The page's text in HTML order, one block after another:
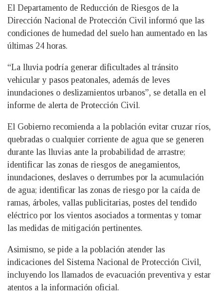
El Departamento de Reducción de Riesgos de la
Dirección Nacional de Protección Civil informó que las
condiciones de humedad del suelo han aumentado en las
últimas 24 horas.
“La lluvia podría generar dificultades al tránsito
vehicular y pasos peatonales, además de leves
inundaciones o deslizamientos urbanos”, se detalla en el
informe de alerta de Protección Civil.
El Gobierno recomienda a la población evitar cruzar ríos,
quebradas o cualquier corriente de agua que se generen
durante las lluvias ante la probabilidad de arrastre;
identificar las zonas de riesgos de anegamientos,
inundaciones, deslaves o derrumbes por la acumulación
de agua; identificar las zonas de riesgo por la caída de
ramas, árboles, vallas publicitarias, postes del tendido
eléctrico por los vientos asociados a tormentas y tomar
las medidas de mitigación pertinentes.
Asimismo, se pide a la población atender las
indicaciones del Sistema Nacional de Protección Civil,
incluyendo los llamados de evacuación preventiva y estar
atentos a la información oficial.